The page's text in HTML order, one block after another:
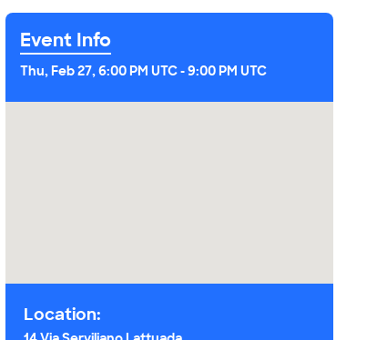
Event Info
Thu, Feb 27, 6:00 PM UTC-9:00 PM UTC
Location: